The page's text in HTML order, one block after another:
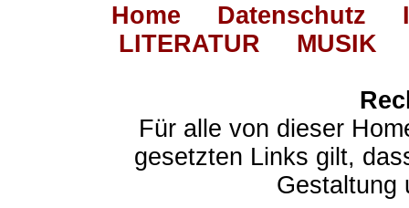
Home Datenschutz
LITERATUR
MUSIK
Für alle von dieser
gesetzten Links gilt,
Gestaltung